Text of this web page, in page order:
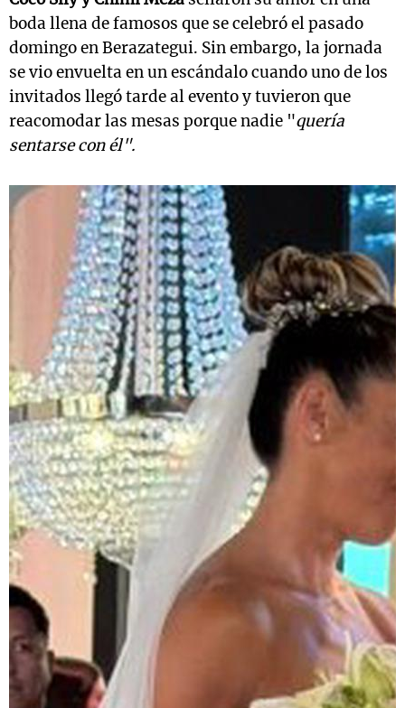
boda llena de famosos que se celebró el pasado
domingo en Berazategui. Sin embargo, la jornada
se vio envuelta en un escándalo cuando uno de los
invitados llegó tarde al evento y tuvieron que
reacomodar las mesas porque nadie "quería
sentarse con él".